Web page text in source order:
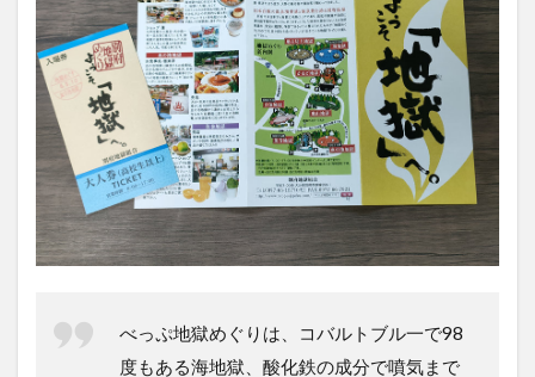
名
勝】
血の
池地
獄
1.2
【国
指定
名
勝】
龍巻
【国
べっぷ地獄めぐりは、コバルトブル一で98
度もある海地獄、酸化鉄の成分で噴気まで